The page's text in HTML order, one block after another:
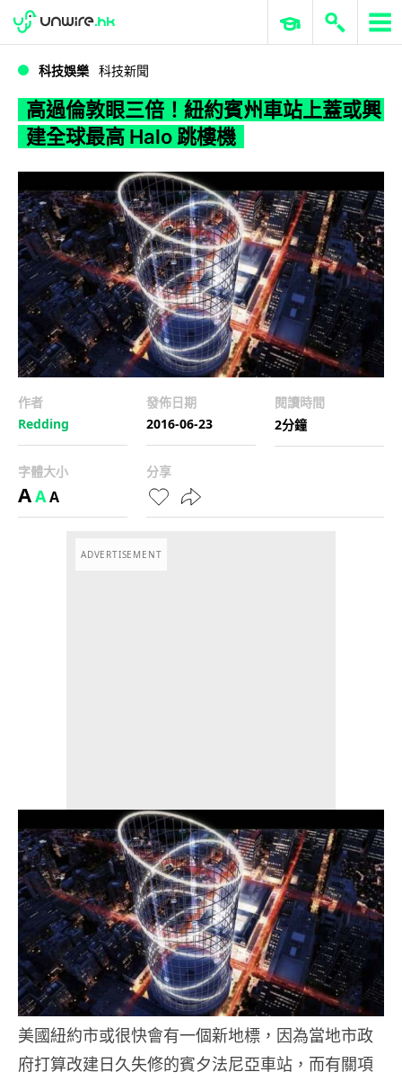
WWDC 2026 ERP 與商業 AI
科技娛樂 科技新聞
高過倫敦眼三倍！紐約賓州車站上蓋或興
建全球最高 Halo 跳樓機
作者
Redding
發佈日期
2016-06-23
閱讀時間
2分鐘
字體大小
AAA
分享
ADVERTISEMENT
美國紐約市或很快會有一個新地標，因為當地市政
府打算改建日久失修的賓夕法尼亞車站，而有關項